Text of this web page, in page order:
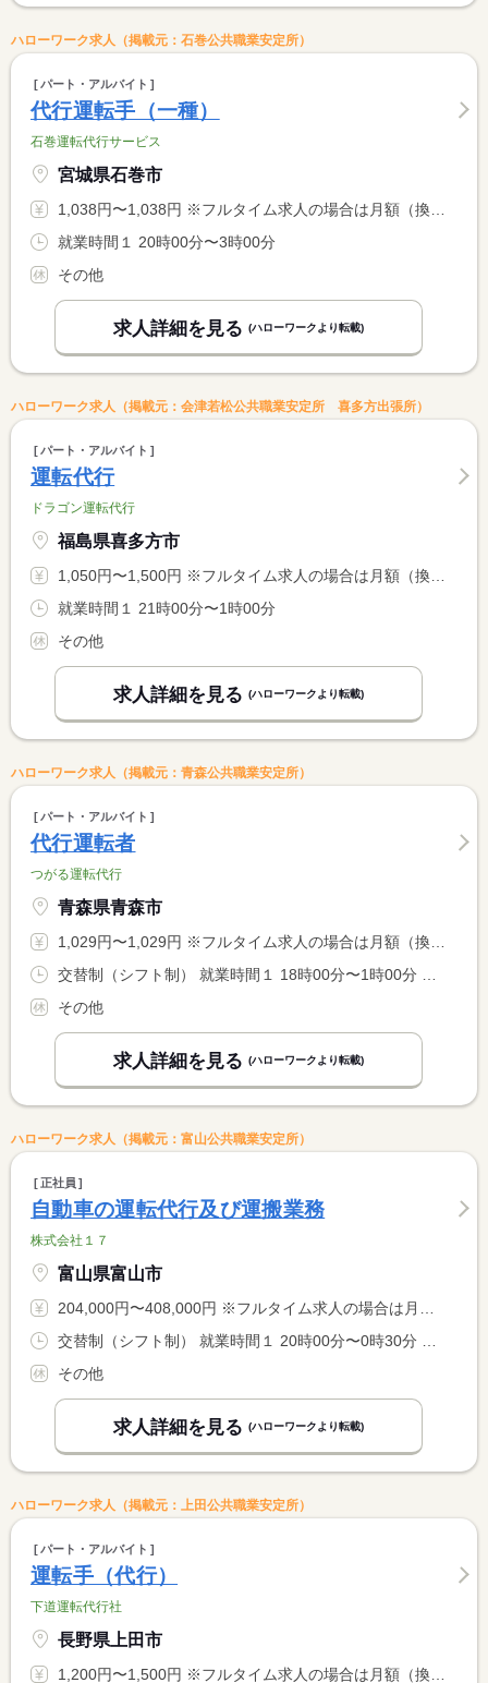
ハローワーク求人（掲載元：石巻公共職業安定所）
パート・アルバイト
代行運転手（一種）
石巻運転代行サービス
宮城県石巻市
1,038円〜1,038円 ※フルタイム求人の場合は月額（換算額）、パート求人の場合は時間額を表示しています。
就業時間１ 20時00分〜3時00分
その他
求人詳細を見る (ハローワークより転載)
ハローワーク求人（掲載元：会津若松公共職業安定所 喜多方出張所）
パート・アルバイト
運転代行
ドラゴン運転代行
福島県喜多方市
1,050円〜1,500円 ※フルタイム求人の場合は月額（換算額）、パート求人の場合は時間額を表示しています。
就業時間１ 21時00分〜1時00分
その他
求人詳細を見る (ハローワークより転載)
ハローワーク求人（掲載元：青森公共職業安定所）
パート・アルバイト
代行運転者
つがる運転代行
青森県青森市
1,029円〜1,029円 ※フルタイム求人の場合は月額（換算額）、パート求人の場合は時間額を表示しています。
交替制（シフト制） 就業時間１ 18時00分〜1時00分 就業時間２ 20時00分〜4時00分 就業時間３ 20時00分〜2時00分 又は 19時00分〜4時00分の時間の間の6時間以上 就業時間に関する特記事項 （１）〜（３）又は１９：００〜４：００の間の実働６〜８時間程 <BR> 度のシフト制 <BR> ※就業時間・日数については相談に応じますが、週所定労働時間は <BR> ３０時間未満になるように調整させていただきます。
その他
求人詳細を見る (ハローワークより転載)
ハローワーク求人（掲載元：富山公共職業安定所）
正社員
自動車の運転代行及び運搬業務
株式会社１７
富山県富山市
204,000円〜408,000円 ※フルタイム求人の場合は月額（換算額）、パート求人の場合は時間額を表示しています。
交替制（シフト制） 就業時間１ 20時00分〜0時30分 就業時間２ 20時00分〜5時00分 就業時間３ 0時30分〜5時00分 就業時間に関する特記事項 （１）（２）（３）シフト制で４０ｈ以内に調整
その他
求人詳細を見る (ハローワークより転載)
ハローワーク求人（掲載元：上田公共職業安定所）
パート・アルバイト
運転手（代行）
下道運転代行社
長野県上田市
1,200円〜1,500円 ※フルタイム求人の場合は月額（換算額）、パート求人の場合は時間額を表示しています。